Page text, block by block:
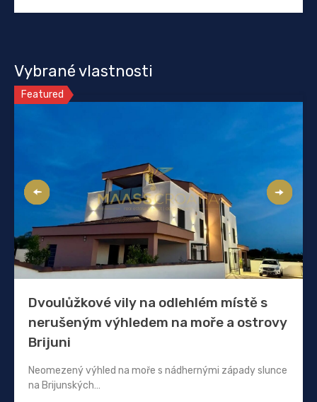
Vybrané vlastnosti
Featured
Dvoulůžkové vily na odlehlém místě s
nerušeným výhledem na moře a ostrovy
Brijuni
Neomezený výhled na moře s nádhernými západy slunce
na Brijunských…